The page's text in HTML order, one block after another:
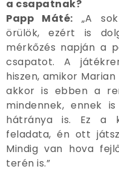
a csapatnak?
Papp Máté: „A
örülök, ezért is
mérkőzés napján a
csapatot. A
hiszen, amikor
akkor is ebben a
mindennek, ennek
hátránya is. Ez a
feladata, én ott
Mindig van hova
terén is.”